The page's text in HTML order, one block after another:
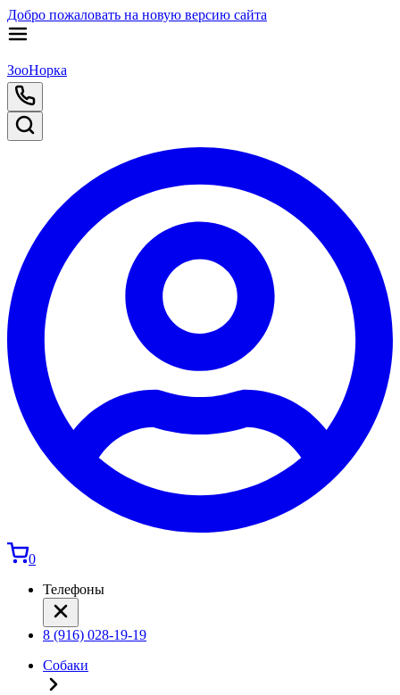
Добро пожаловать на новую версию сайта
ЗооНорка
0
Телефоны
8 (916) 028-19-19
Собаки